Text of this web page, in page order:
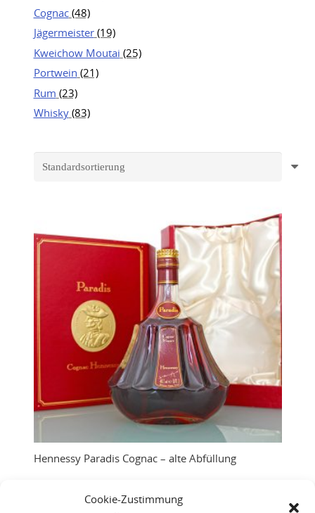
Cookie-Zustimmung
Cognac (48)
Jägermeister (19)
Kweichow Moutai (25)
Portwein (21)
Rum (23)
Whisky (83)
Hennessy Paradis Cognac – alte Abfüllung